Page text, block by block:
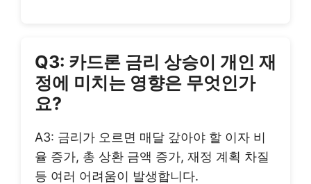
Q3: 카드론 금리 상승이 개인 재
정에 미치는 영향은 무엇인가
요?
A3: 금리가 오르면 매달 갚아야 할 이자 비
율 증가, 총 상환 금액 증가, 재정 계획 차질
등 여러 어려움이 발생합니다.